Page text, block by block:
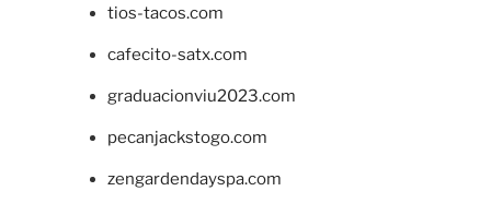
tios-tacos.com
cafecito-satx.com
graduacionviu2023.com
pecanjackstogo.com
zengardendayspa.com